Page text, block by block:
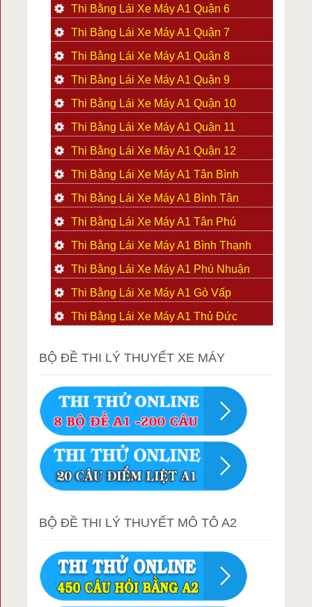
Thi Bằng Lái Xe Máy A1 Quận 6
Thi Bằng Lái Xe Máy A1 Quận 7
Thi Bằng Lái Xe Máy A1 Quận 8
Thi Bằng Lái Xe Máy A1 Quận 9
Thi Bằng Lái Xe Máy A1 Quận 10
Thi Bằng Lái Xe Máy A1 Quận 11
Thi Bằng Lái Xe Máy A1 Quận 12
Thi Bằng Lái Xe Máy A1 Tân Bình
Thi Bằng Lái Xe Máy A1 Bình Tân
Thi Bằng Lái Xe Máy A1 Tân Phú
Thi Bằng Lái Xe Máy A1 Bình Thạnh
Thi Bằng Lái Xe Máy A1 Phú Nhuận
Thi Bằng Lái Xe Máy A1 Gò Vấp
Thi Bằng Lái Xe Máy A1 Thủ Đức
BỘ ĐỀ THI LÝ THUYẾT XE MÁY
BỘ ĐỀ THI LÝ THUYẾT MÔ TÔ A2